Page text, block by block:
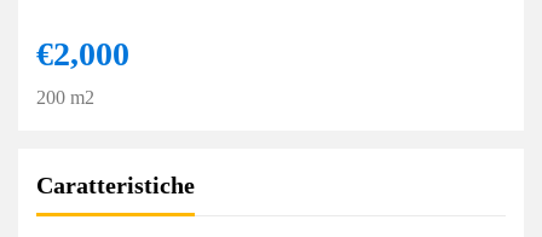
€2,000
200 m2
Caratteristiche